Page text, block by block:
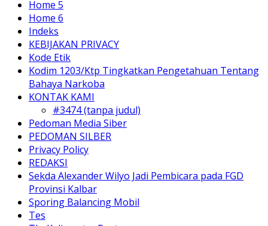
Home 5
Home 6
Indeks
KEBIJAKAN PRIVACY
Kode Etik
Kodim 1203/Ktp Tingkatkan Pengetahuan Tentang
Bahaya Narkoba
KONTAK KAMI
#3474 (tanpa judul)
Pedoman Media Siber
PEDOMAN SILBER
Privacy Policy
REDAKSI
Sekda Alexander Wilyo Jadi Pembicara pada FGD
Provinsi Kalbar
Sporing Balancing Mobil
Tes